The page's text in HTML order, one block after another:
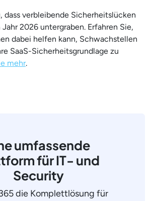
dass verbleibende Sicherheitslücken
2026 untergraben. Erfahren Sie,
dabei helfen kann, Schwachstellen
SaaS-Sicherheitsgrundlage zu
mehr.
umfassende
für IT- und
Security
die Komplettlösung für